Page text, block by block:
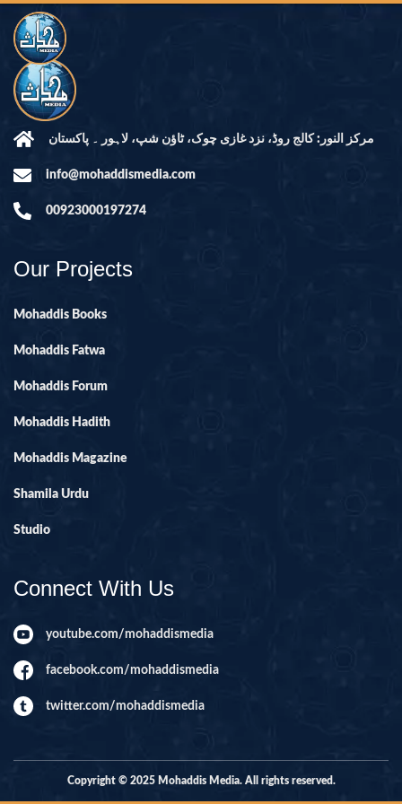
مرکز النور: کالج روڈ، نزد غازی چوک، ٹاؤن شپ، لاہور ۔ پاکستان
info@mohaddismedia.com
00923000197274
Our Projects
Mohaddis Books
Mohaddis Fatwa
Mohaddis Forum
Mohaddis Hadith
Mohaddis Magazine
Shamila Urdu
Studio
Connect With Us
youtube.com/mohaddismedia
facebook.com/mohaddismedia
twitter.com/mohaddismedia
Copyright © 2025 Mohaddis Media. All rights reserved.